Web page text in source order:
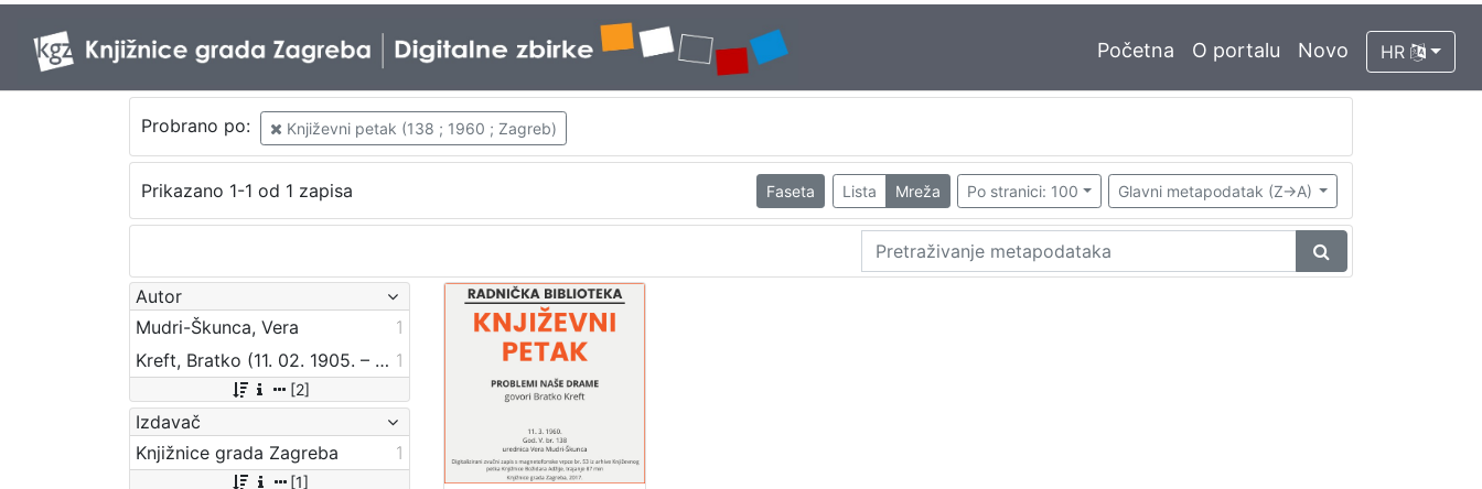
Početna O portalu Novo HR
Probrano po: Književni petak (138 ; 1960 ; Zagreb)
Prikazano 1-1 od 1 zapisa Faseta Lista Mreža Po stranici: 100 Glavni metapodatak (Z->A)
Autor
Mudri-Škunca, Vera
1
Kreft, Bratko (11. 02. 1905. – 17. 07. 1996.) 1
[2]
Izdavač
Knjižnice grada Zagreba
1
[1]